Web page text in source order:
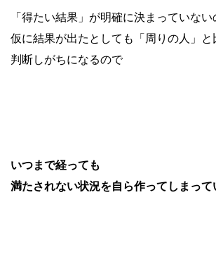
「得たい結果」が明確に決まっていない
仮に結果が出たとしても「周りの人」
判断しがちになるので
いつまで経っても
満たされない状況を自ら作ってしまって